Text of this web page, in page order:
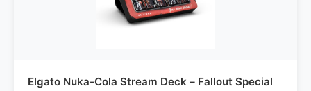
Elgato Nuka-Cola Stream Deck – Fallout Special